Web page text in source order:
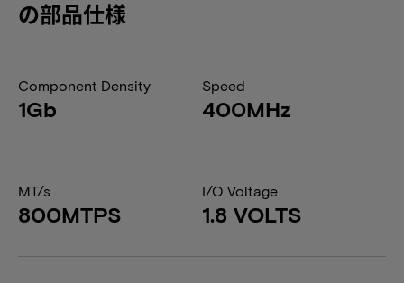
の部品仕様
Component Density
1Gb
Speed
400MHz
MT/s
800MTPS
I/O Voltage
1.8 VOLTS